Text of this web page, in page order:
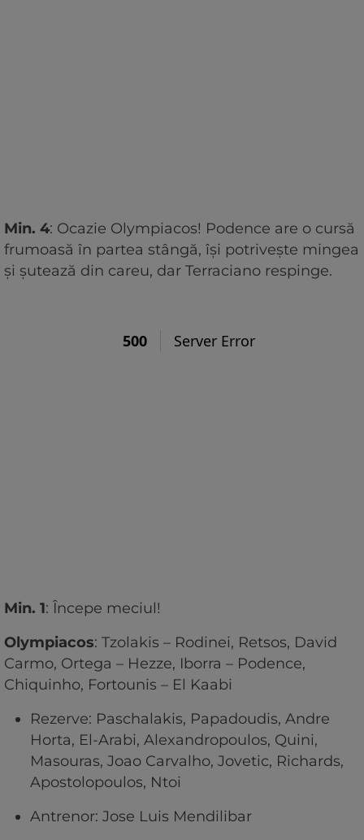
Min. 4: Ocazie Olympiacos! Podence are o cursă
frumoasă în partea stângă, își potrivește mingea
și șutează din careu, dar Terraciano respinge.
Min. 1: Începe meciul!
Olympiacos: Tzolakis – Rodinei, Retsos, David
Carmo, Ortega – Hezze, Iborra – Podence,
Chiquinho, Fortounis – El Kaabi
Rezerve: Paschalakis, Papadoudis, Andre
Horta, El-Arabi, Alexandropoulos, Quini,
Masouras, Joao Carvalho, Jovetic, Richards,
Apostolopoulos, Ntoi
Antrenor: Jose Luis Mendilibar